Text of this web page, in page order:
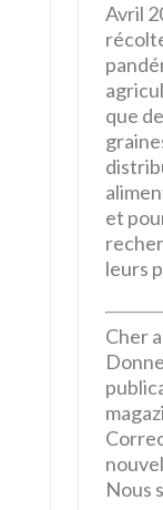
Avril
que
et
leurs
Cher
Nous